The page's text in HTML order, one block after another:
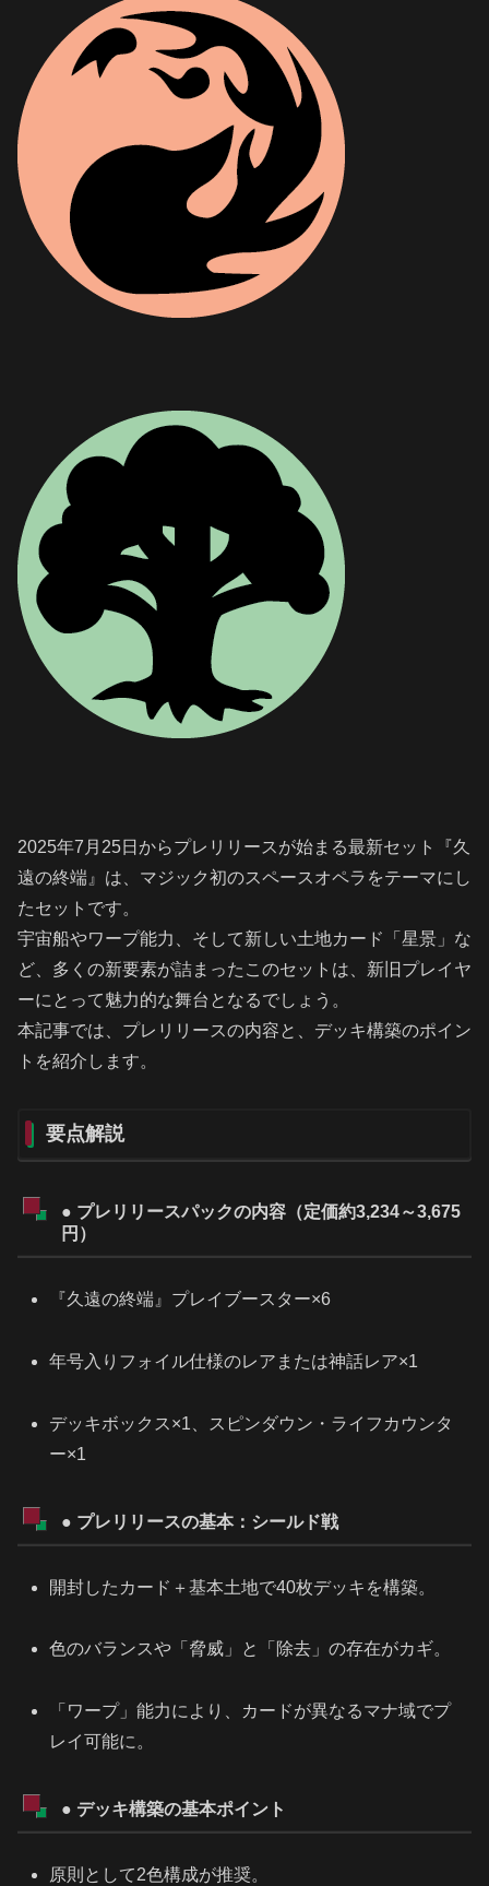
2025年7月25日からプレリリースが始まる最新セット『久
遠の終端』は、マジック初のスペースオペラをテーマにし
たセットです。
宇宙船やワープ能力、そして新しい土地カード「星景」な
ど、多くの新要素が詰まったこのセットは、新旧プレイヤ
ーにとって魅力的な舞台となるでしょう。
本記事では、プレリリースの内容と、デッキ構築のポイン
トを紹介します。
要点解説
● プレリリースパックの内容（定価約3,234～3,675
円）
『久遠の終端』プレイブースター×6
年号入りフォイル仕様のレアまたは神話レア×1
デッキボックス×1、スピンダウン・ライフカウンタ
ー×1
● プレリリースの基本：シールド戦
開封したカード＋基本土地で40枚デッキを構築。
色のバランスや「脅威」と「除去」の存在がカギ。
「ワープ」能力により、カードが異なるマナ域でプ
レイ可能に。
● デッキ構築の基本ポイント
原則として2色構成が推奨。